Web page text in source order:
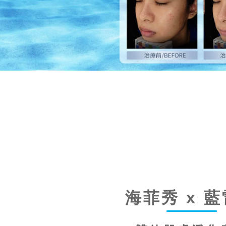
海菲秀 x 藍